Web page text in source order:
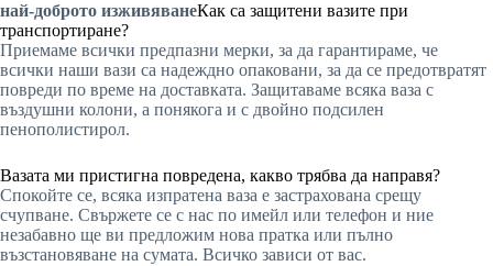
най-доброто изживяванеКак са защитени вазите при
транспортиране?
Приемаме всички предпазни мерки, за да гарантираме, че
всички наши вази са надеждно опаковани, за да се предотвратят
повреди по време на доставката. Защитаваме всяка ваза с
въздушни колони, а понякога и с двойно подсилен
пенополистирол.
Вазата ми пристигна повредена, какво трябва да направя?
Спокойте се, всяка изпратена ваза е застрахована срещу
счупване. Свържете се с нас по имейл или телефон и ние
незабавно ще ви предложим нова пратка или пълно
възстановяване на сумата. Всичко зависи от вас.